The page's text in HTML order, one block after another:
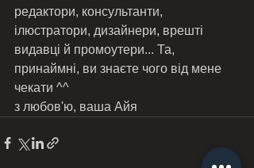
редактори, консультанти,
ілюстратори, дизайнери, врешті
видавці й промоутери... Та,
принаймні, ви знаєте чого від мене
чекати ^^
з любов'ю, ваша Айя